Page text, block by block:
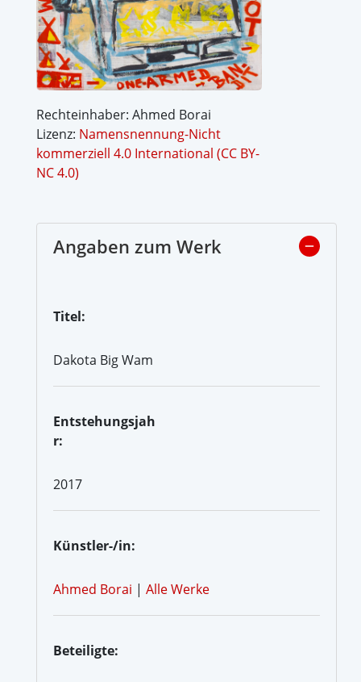
Rechteinhaber: Ahmed Borai
Lizenz: Namensnennung-Nicht
kommerziell 4.0 International (CC BY-
NC 4.0)
Angaben zum Werk
Titel:
Dakota Big Wam
Entstehungsjah
r:
2017
Künstler-/in:
Ahmed Borai | Alle Werke
Beteiligte: